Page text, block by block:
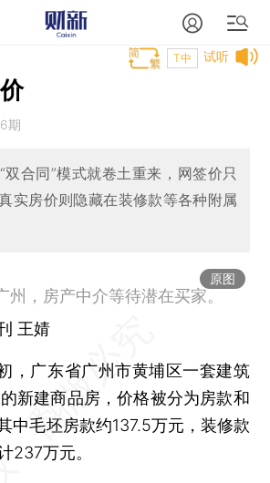
试听
T中
期
双合同”模式就卷土重来，网签价只
实房价则隐藏在装修款等各种附属
原图
，房产中介等待潜在买家。
王婧
广东省广州市黄埔区一套建筑
新建商品房，价格被分为房款和
中毛坯房款约137.5万元，装修款
237万元。